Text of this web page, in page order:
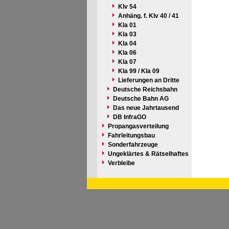
Klv 54
Anhäng. f. Klv 40 / 41
Kla 01
Kla 03
Kla 04
Kla 06
Kla 07
Kla 99 / Kla 09
Lieferungen an Dritte
Deutsche Reichsbahn
Deutsche Bahn AG
Das neue Jahrtausend
DB InfraGO
Propangasverteilung
Fahrleitungsbau
Sonderfahrzeuge
Ungeklärtes & Rätselhaftes
Verbleibe